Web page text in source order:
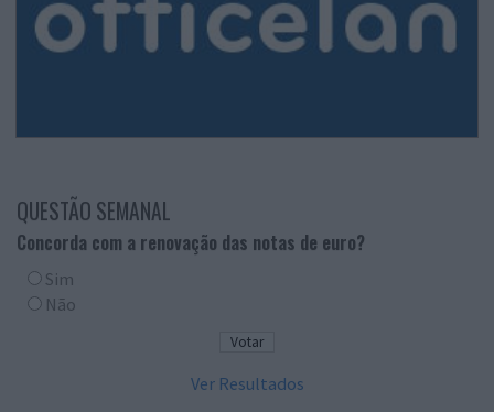
QUESTÃO SEMANAL
Concorda com a renovação das notas de euro?
Sim
Não
Ver Resultados